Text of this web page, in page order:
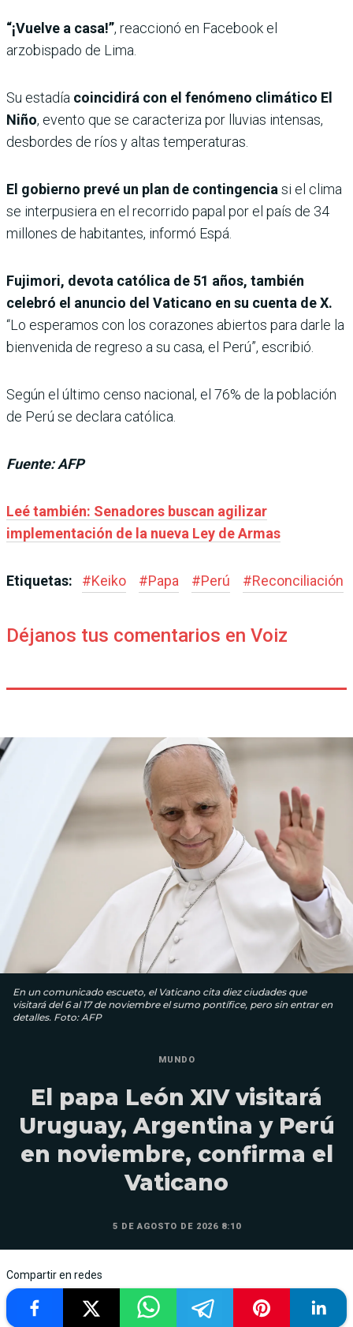
“¡Vuelve a casa!”, reaccionó en Facebook el
arzobispado de Lima.
Su estadía coincidirá con el fenómeno climático El
Niño, evento que se caracteriza por lluvias intensas,
desbordes de ríos y altas temperaturas.
El gobierno prevé un plan de contingenciasi el clima
se interpusiera en el recorrido papal por el país de 34
millones de habitantes, informó Espá.
Fujimori, devota católica de 51 años, también
celebró el anuncio del Vaticano en su cuenta de X.
“Lo esperamos con los corazones abiertos para darle la
bienvenida de regreso a su casa, el Perú”, escribió.
Según el último censo nacional, el 76% de la población
de Perú se declara católica.
Fuente: AFP
Leé también: Senadores buscan agilizar
implementación de la nueva Ley de Armas
Etiquetas: #Keiko #Papa #Perú #Reconciliación
Déjanos tus comentarios en Voiz
En un comunicado escueto, el Vaticano cita diez ciudades que
visitará del 6 al 17 de noviembre el sumo pontífice, pero sin entrar en
detalles. Foto: AFP
MUNDO
El papa León XIV visitará
Uruguay, Argentina y Perú
en noviembre, confirma el
Vaticano
5 DE AGOSTO DE 2026 8:10
Compartir en redes